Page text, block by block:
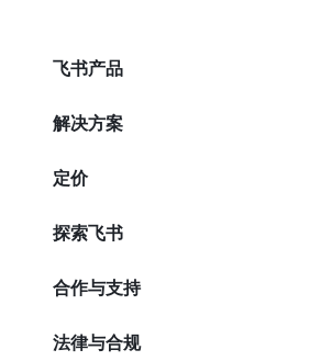
飞书产品
解决方案
定价
探索飞书
合作与支持
法律与合规